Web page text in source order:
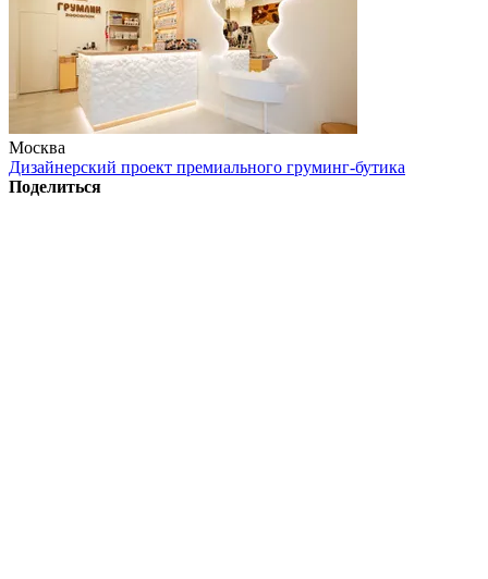
Москва
Дизайнерский проект премиального груминг-бутика
Поделиться